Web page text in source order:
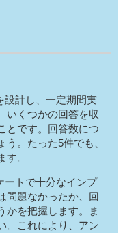
設計し、一定期間実
いくつかの回答を収
とです。回答数につ
。たった5件でも、
。
ートで十分なインプ
問題なかったか、回
かを把握します。ま
。これにより、アン